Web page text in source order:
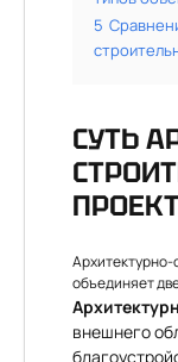
5
СУТЬ
объединяет
внешнего